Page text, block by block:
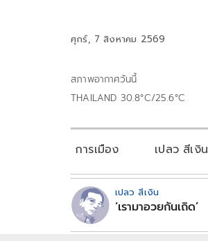
ศุกร์, 7 สิงหาคม 2569
สภาพอากาศวันนี้
THAILAND 30.8°C/25.6°C
การเมือง เปลว สีเงิน
เปลว สีเงิน
‘เรามาอวยกันเถิด’